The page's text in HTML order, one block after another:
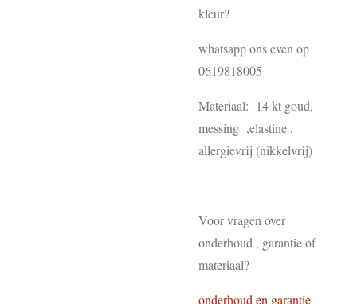
kleur?
whatsapp ons even op
0619818005
Materiaal: 14 kt goud,
messing ,elastine ,
allergievrij (nikkelvrij)
Voor vragen over
onderhoud , garantie of
materiaal?
onderhoud en garantie